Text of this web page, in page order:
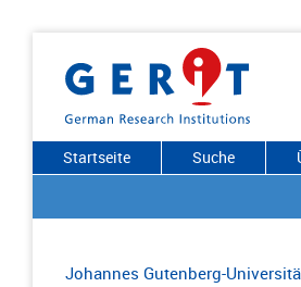
Startseite Suche
Johannes Gutenberg-